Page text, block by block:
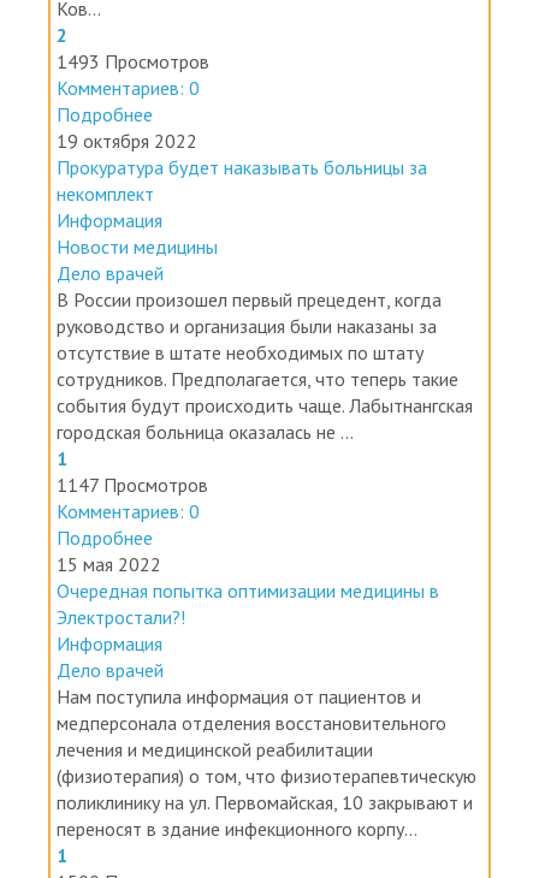
Ков...
2
1493 Просмотров
Комментариев: 0
Подробнее
19 октября 2022
Прокуратура будет наказывать больницы за
некомплект
Информация
Новости медицины
Дело врачей
В России произошел первый прецедент, когда
руководство и организация были наказаны за
отсутствие в штате необходимых по штату
сотрудников. Предполагается, что теперь такие
события будут происходить чаще. Лабытнангская
городская больница оказалась не ...
1
1147 Просмотров
Комментариев: 0
Подробнее
15 мая 2022
Очередная попытка оптимизации медицины в
Электростали?!
Информация
Дело врачей
Нам поступила информация от пациентов и
медперсонала отделения восстановительного
лечения и медицинской реабилитации
(физиотерапия) о том, что физиотерапевтическую
поликлинику на ул. Первомайская, 10 закрывают и
переносят в здание инфекционного корпу...
1